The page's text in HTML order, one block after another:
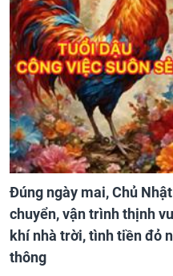
Đúng ngày mai, Chủ
chuyển, vận trình thịnh
khí nhà trời, tình tiền đỏ
thông